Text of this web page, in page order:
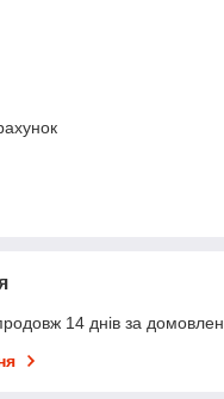
14 днів за